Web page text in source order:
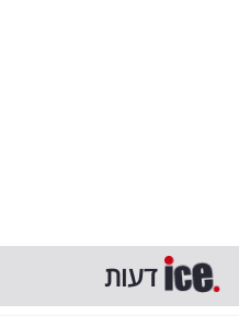
באייס
עקבו
דעות